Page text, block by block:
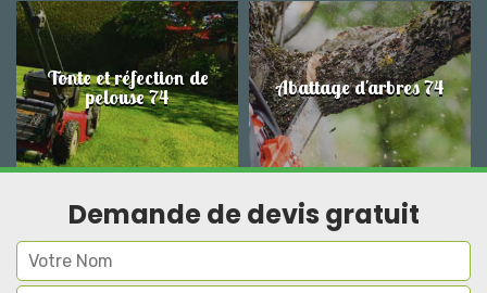
Tonte et réfection de
pelouse 74 Abattage d'arbres 74
Demande de devis gratuit